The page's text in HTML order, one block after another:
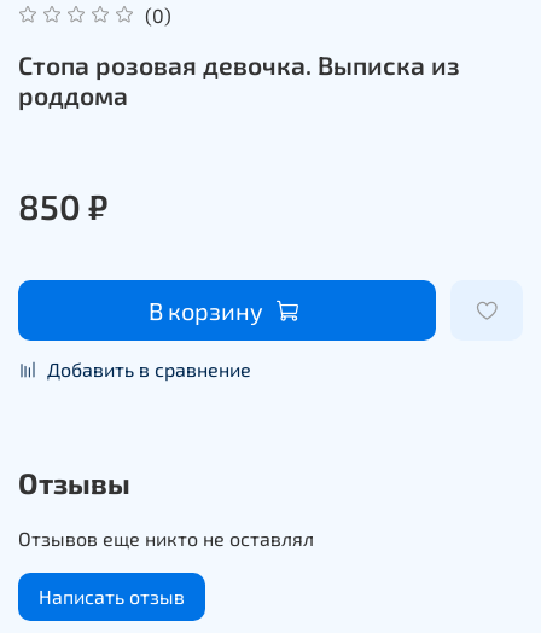
(0)
Стопа розовая девочка. Выписка из
роддома
850 ₽
В корзину
Добавить в сравнение
Отзывы
Отзывов еще никто не оставлял
Написать отзыв